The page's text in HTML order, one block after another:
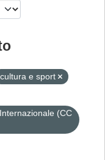
cultura e sport
(CC